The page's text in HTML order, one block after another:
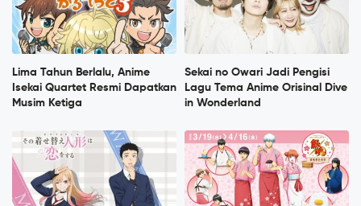
Lima Tahun Berlalu, Anime
Isekai Quartet Resmi Dapatkan
Musim Ketiga
Sekai no Owari Jadi Pengisi
Lagu Tema Anime Orisinal Dive
in Wonderland